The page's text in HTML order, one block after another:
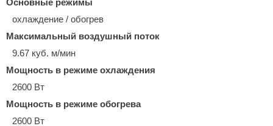
Основные режимы
охлаждение / обогрев
Максимальный воздушный поток
9.67 куб. м/мин
Мощность в режиме охлаждения
2600 Вт
Мощность в режиме обогрева
2600 Вт